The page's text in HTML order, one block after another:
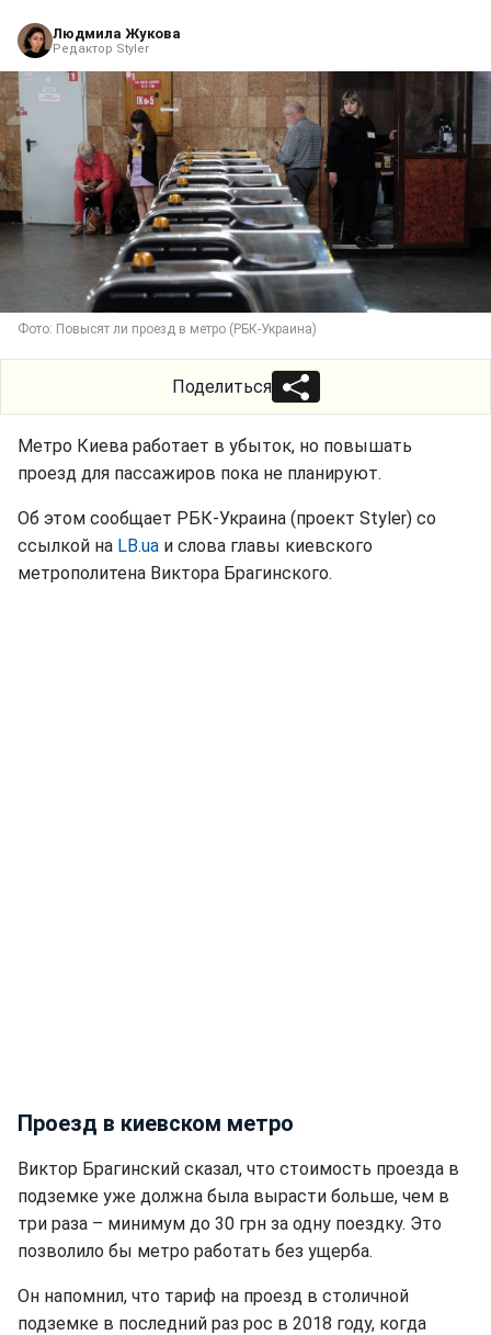
Людмила Жукова
Редактор Styler
Фото: Повысят ли проезд в метро (РБК-Украина)
Поделиться
Метро Киева работает в убыток, но повышать
проезд для пассажиров пока не планируют.
Об этом сообщает РБК-Украина (проект Styler) со
ссылкой на LB.ua и слова главы киевского
метрополитена Виктора Брагинского.
Проезд в киевском метро
Виктор Брагинский сказал, что стоимость проезда в
подземке уже должна была вырасти больше, чем в
три раза – минимум до 30 грн за одну поездку. Это
позволило бы метро работать без ущерба.
Он напомнил, что тариф на проезд в столичной
подземке в последний раз рос в 2018 году, когда